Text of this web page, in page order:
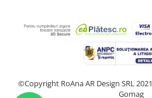
©Copyright RoAna AR Design SRL 2021
Gomag